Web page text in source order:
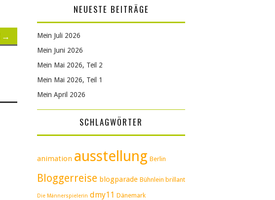
→
NEUESTE BEITRÄGE
Mein Juli 2026
Mein Juni 2026
Mein Mai 2026, Teil 2
Mein Mai 2026, Teil 1
Mein April 2026
SCHLAGWÖRTER
animation ausstellung Berlin
Bloggerreise blogparade Bühnlein brillant
Die Männerspielerin dmy11 Dänemark